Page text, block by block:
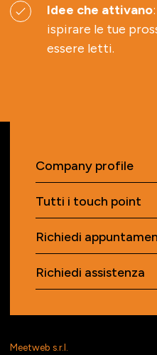
Idee che attivano
ispirare le tue
essere letti.
Meetweb s.r.l.
Company profile
Tutti i touch point
Richiedi
Richiedi assistenza